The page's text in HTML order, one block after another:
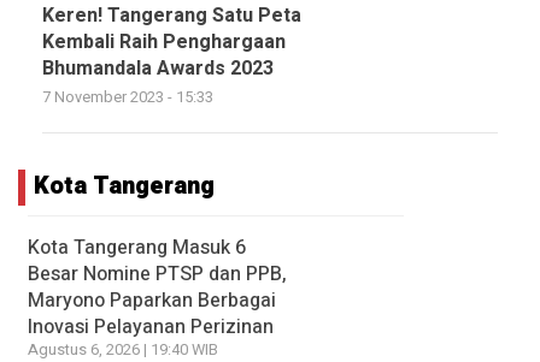
Keren! Tangerang Satu Peta
Kembali Raih Penghargaan
Bhumandala Awards 2023
7 November 2023 - 15:33
Kota Tangerang
Kota Tangerang Masuk 6
Besar Nomine PTSP dan PPB,
Maryono Paparkan Berbagai
Inovasi Pelayanan Perizinan
Agustus 6, 2026 | 19:40 WIB